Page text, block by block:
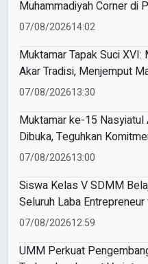
Muhammadiyah Corner di
07/08/202614:02
Muktamar Tapak Suci XVI:
Akar Tradisi, Menjemput
Mendunia
07/08/202613:30
Muktamar ke-15 Nasyiatul
Dibuka, Teguhkan
Muda Berkemajuan
07/08/202613:00
Siswa Kelas V SDMM
Seluruh Laba
Didonasikan
07/08/202612:59
UMM Perkuat